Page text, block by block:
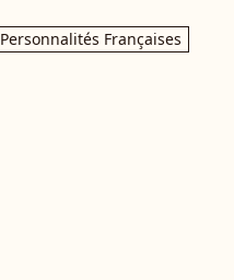
Personnalités Françaises